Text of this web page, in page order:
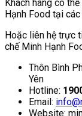
Khách hàng có
Hạnh Food tại
Hoặc liên hệ trực
chế Minh Hạnh
Thôn Bình
Yên
Hotline:
Email:
Website: